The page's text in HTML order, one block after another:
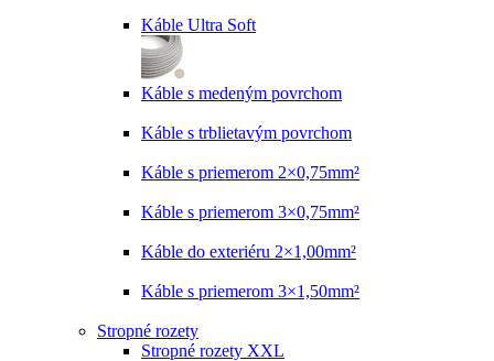
Káble Ultra Soft
Káble s medeným povrchom
Káble s trblietavým povrchom
Káble s priemerom 2×0,75mm²
Káble s priemerom 3×0,75mm²
Káble do exteriéru 2×1,00mm²
Káble s priemerom 3×1,50mm²
Stropné rozety
Stropné rozety XXL